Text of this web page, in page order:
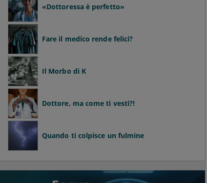
«Dottoressa è perfetto»
Fare il medico rende felici?
Il Morbo di K
Dottore, ma come ti vesti?!
Quando ti colpisce un fulmine